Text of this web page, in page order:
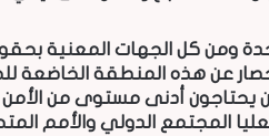
ومن كل الجهات المعنية
عن هذه المنطقة الخاضعة
يحتاجون أدنى مستوى من
المجتمع الدولي والأمم